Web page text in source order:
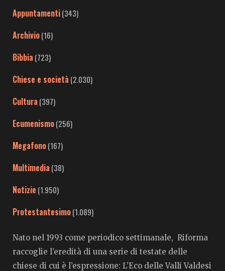
Appuntamenti(343)
Archivio(16)
Bibbia (723)
Chiese e società (2.030)
Cultura (397)
Ecumenismo(256)
Megafono(167)
Multimedia (38)
Notizie (1.950)
Protestantesimo(1.089)
Nato nel 1993 come periodico settimanale, Riforma
raccoglie l’eredità di una serie di testate delle
chiese di cui è l’espressione: L’Eco delle Valli Valdesi